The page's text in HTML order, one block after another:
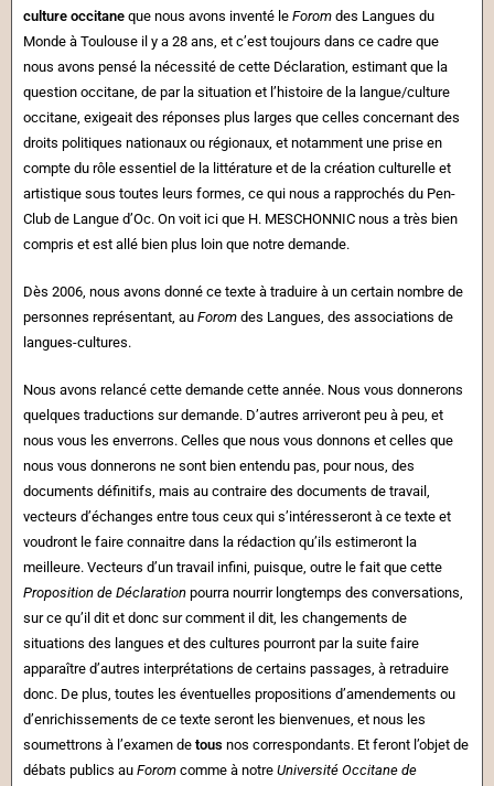
culture occitane que nous avons inventé le Forom des Langues du
Monde à Toulouse il y a 28 ans, et c’est toujours dans ce cadre que
nous avons pensé la nécessité de cette Déclaration, estimant que la
question occitane, de par la situation et l’histoire de la langue/culture
occitane, exigeait des réponses plus larges que celles concernant des
droits politiques nationaux ou régionaux, et notamment une prise en
compte du rôle essentiel de la littérature et de la création culturelle et
artistique sous toutes leurs formes, ce qui nous a rapprochés du Pen-
Club de Langue d’Oc. On voit ici que H. MESCHONNIC nous a très bien
compris et est allé bien plus loin que notre demande.
Dès 2006, nous avons donné ce texte à traduire à un certain nombre de
personnes représentant, au Forom des Langues, des associations de
langues-cultures.
Nous avons relancé cette demande cette année. Nous vous donnerons
quelques traductions sur demande. D’autres arriveront peu à peu, et
nous vous les enverrons. Celles que nous vous donnons et celles que
nous vous donnerons ne sont bien entendu pas, pour nous, des
documents définitifs, mais au contraire des documents de travail,
vecteurs d’échanges entre tous ceux qui s’intéresseront à ce texte et
voudront le faire connaitre dans la rédaction qu’ils estimeront la
meilleure. Vecteurs d’un travail infini, puisque, outre le fait que cette
Proposition de Déclaration pourra nourrir longtemps des conversations,
sur ce qu’il dit et donc sur comment il dit, les changements de
situations des langues et des cultures pourront par la suite faire
apparaître d’autres interprétations de certains passages, à retraduire
donc. De plus, toutes les éventuelles propositions d’amendements ou
d’enrichissements de ce texte seront les bienvenues, et nous les
soumettrons à l’examen de tous nos correspondants. Et feront l’objet de
débats publics au Forom comme à notre Université Occitane de